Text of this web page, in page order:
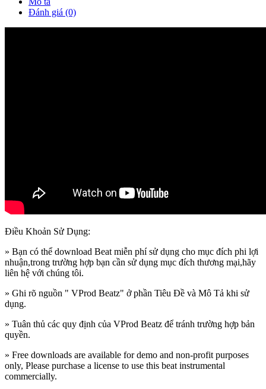
Đánh giá (0)
Điều Khoản Sử Dụng:
» Bạn có thể download Beat miễn phí sử dụng cho mục đích phi lợi
nhuận,trong trường hợp bạn cần sử dụng mục đích thương mại,hãy
liên hệ với chúng tôi.
» Ghi rõ nguồn " VProd Beatz" ở phần Tiêu Đề và Mô Tả khi sử
dụng.
» Tuân thủ các quy định của VProd Beatz để tránh trường hợp bản
quyền.
» Free downloads are available for demo and non-profit purposes
only, Please purchase a license to use this beat instrumental
commercially.